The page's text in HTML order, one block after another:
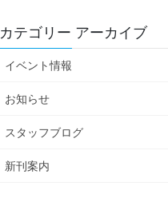
カテゴリー アーカイブ
イベント情報
お知らせ
スタッフブログ
新刊案内